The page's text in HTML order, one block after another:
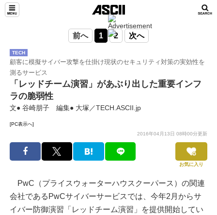
前へ 1 2 次へ
TECH
顧客に模擬サイバー攻撃を仕掛け現状のセキュリティ対策の実効性を
測るサービス
「レッドチーム演習」があぶり出した重要インフ
ラの脆弱性
文● 谷崎朋子 編集● 大塚／TECH.ASCII.jp
[PC表示へ]
2016年04月13日 08時00分更新
お気に入り
PwC（プライスウォーターハウスクーパース）の関連
会社であるPwCサイバーサービスでは、今年2月からサ
イバー防御演習「レッドチーム演習」を提供開始してい